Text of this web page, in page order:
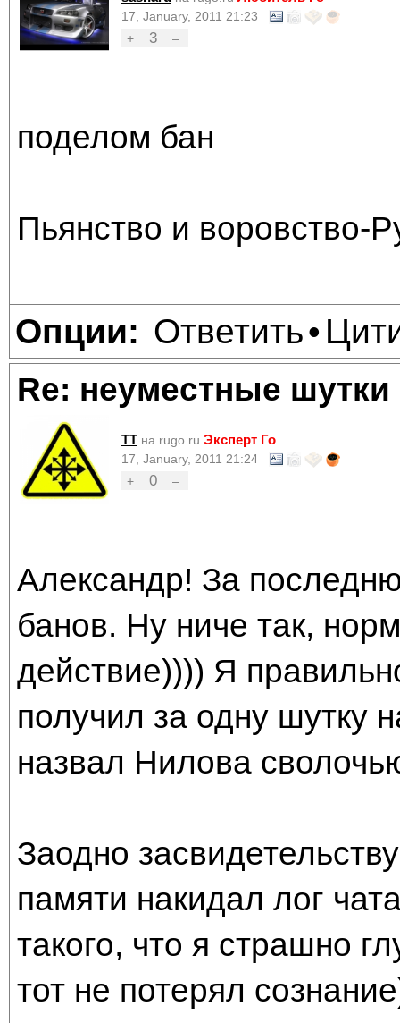
17, January, 2011 21:23
+
3 –
поделом бан
Пьянство и воровство-
Опции: Ответить•
Re: неуместные шутки
TT на rugo.ru Эксперт Го
17, January, 2011 21:24
+
0 –
Александр! За
банов. Ну ниче так,
действие)))) Я
получил за одну шутку
назвал Нилова
Заодно
памяти накидал лог
такого, что я страшно
тот не потерял